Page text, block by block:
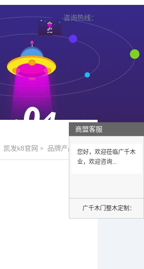
咨询热线：
凯发k8官网 > 品牌产品 >
商盟客服
您好，欢迎莅临广千木
业，欢迎咨询...
广千木门整木定制：